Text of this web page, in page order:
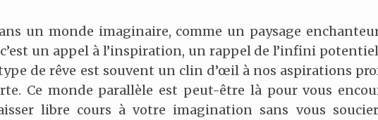
un monde imaginaire, comme un paysage
un appel à l’inspiration, un rappel de l’infini
de rêve est souvent un clin d’œil à nos aspirations
Ce monde parallèle est peut-être là pour vous
libre cours à votre imagination sans vous